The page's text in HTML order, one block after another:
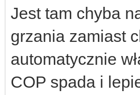
Jest tam chyba
grzania zamiast
automatycznie
COP spada i